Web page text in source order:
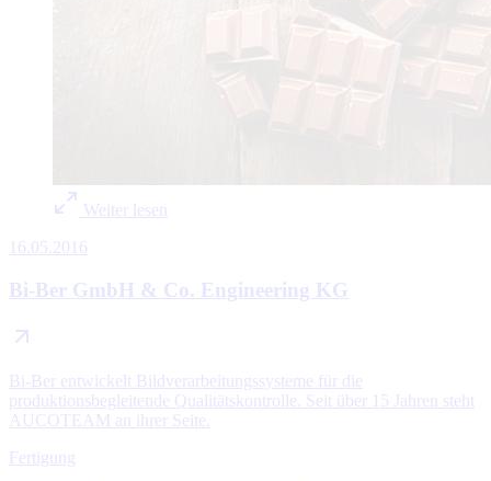
Weiter lesen
16.05.2016
Bi-Ber GmbH & Co. Engineering KG
Bi-Ber entwickelt Bildverarbeitungssysteme für die
produktionsbegleitende Qualitätskontrolle. Seit über 15 Jahren steht
AUCOTEAM an ihrer Seite.
Fertigung